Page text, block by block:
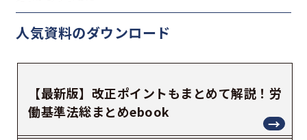
人気資料のダウンロード
【最新版】改正ポイントもまとめて解説！労
働基準法総まとめebook